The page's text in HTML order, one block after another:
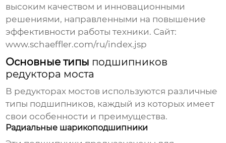
высоким качеством и инновационными
решениями, направленными на повышение
эффективности работы техники. Сайт:
www.schaeffler.com/ru/index.jsp
Основные типы подшипников
редуктора моста
В редукторах мостов используются различные
типы подшипников, каждый из которых имеет
свои особенности и преимущества.
Радиальные шарикоподшипники